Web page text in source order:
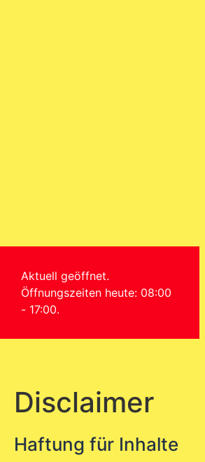
Aktuell geöffnet.
Öffnungszeiten heute: 08:00
- 17:00.
Disclaimer
Haftung für Inhalte